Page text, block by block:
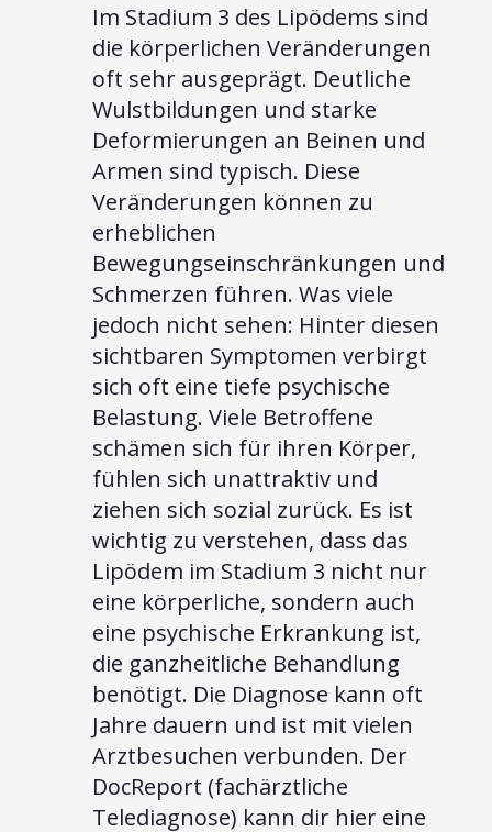
Im Stadium 3 des Lipödems sind
die körperlichen Veränderungen
oft sehr ausgeprägt. Deutliche
Wulstbildungen und starke
Deformierungen an Beinen und
Armen sind typisch. Diese
Veränderungen können zu
erheblichen
Bewegungseinschränkungen und
Schmerzen führen. Was viele
jedoch nicht sehen: Hinter diesen
sichtbaren Symptomen verbirgt
sich oft eine tiefe psychische
Belastung. Viele Betroffene
schämen sich für ihren Körper,
fühlen sich unattraktiv und
ziehen sich sozial zurück. Es ist
wichtig zu verstehen, dass das
Lipödem im Stadium 3 nicht nur
eine körperliche, sondern auch
eine psychische Erkrankung ist,
die ganzheitliche Behandlung
benötigt. Die Diagnose kann oft
Jahre dauern und ist mit vielen
Arztbesuchen verbunden. Der
DocReport (fachärztliche
Telediagnose) kann dir hier eine